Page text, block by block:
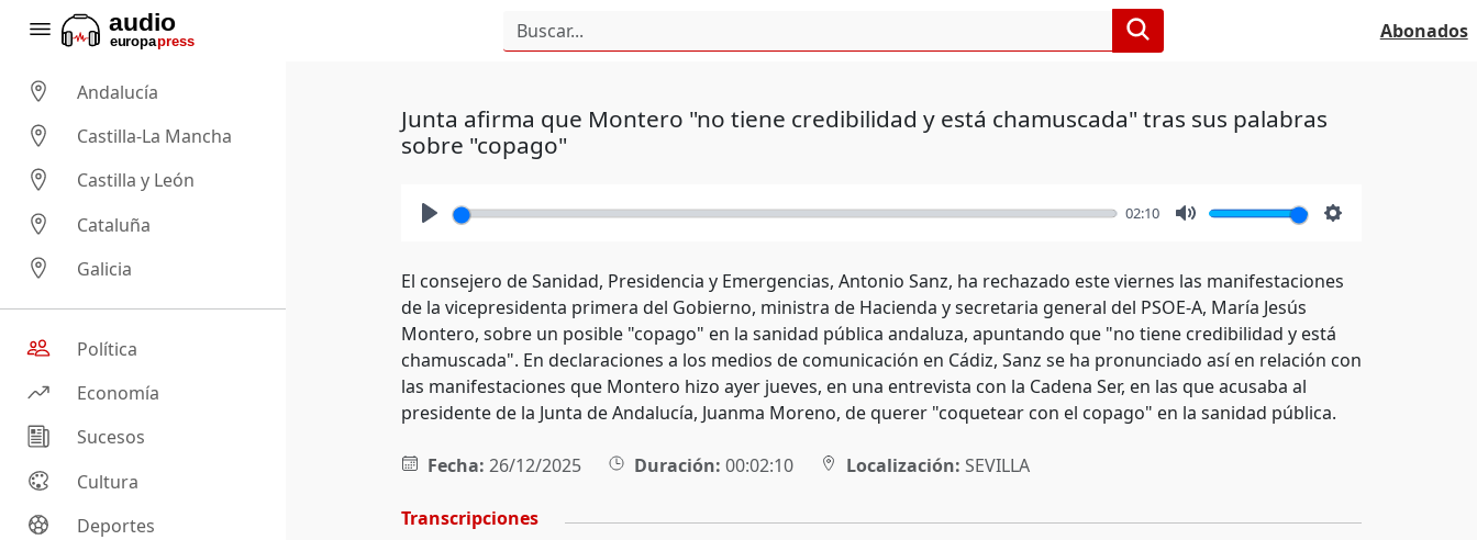
Abonados
Andalucía
Castilla-La Mancha
Castilla y León
Cataluña
Galicia
Política
Economía
Sucesos
Cultura
Deportes
Junta afirma que Montero "no tiene credibilidad y está chamuscada" tras sus palabras
sobre "copago"
02:10
El consejero de Sanidad, Presidencia y Emergencias, Antonio Sanz, ha rechazado este viernes las manifestaciones
de la vicepresidenta primera del Gobierno, ministra de Hacienda y secretaria general del PSOE-A, María Jesús
Montero, sobre un posible "copago" en la sanidad pública andaluza, apuntando que "no tiene credibilidad y está
chamuscada". En declaraciones a los medios de comunicación en Cádiz, Sanz se ha pronunciado así en relación con
las manifestaciones que Montero hizo ayer jueves, en una entrevista con la Cadena Ser, en las que acusaba al
presidente de la Junta de Andalucía, Juanma Moreno, de querer "coquetear con el copago" en la sanidad pública.
Fecha: 26/12/2025 Duración: 00:02:10 Localización: SEVILLA
Transcripciones